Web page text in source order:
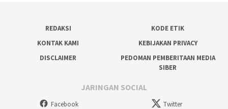
REDAKSI
KODE ETIK
KONTAK KAMI
KEBIJAKAN PRIVACY
DISCLAIMER
PEDOMAN PEMBERITAAN MEDIA
SIBER
JARINGAN SOCIAL
Facebook
Twitter